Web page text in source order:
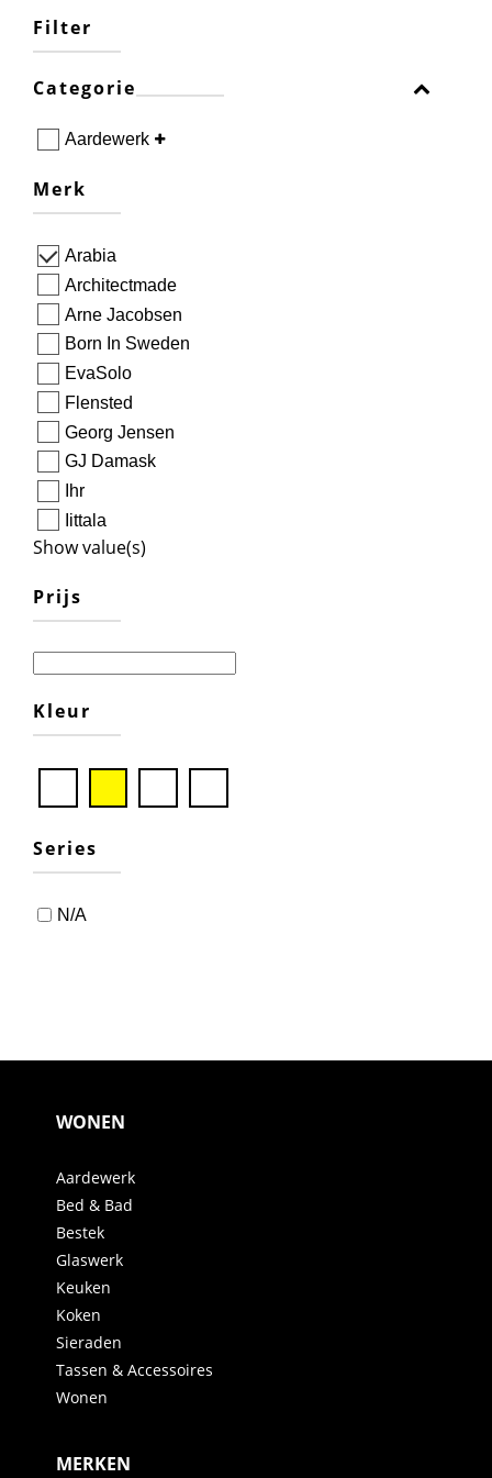
Filter
Categorie
Aardewerk
Merk
Arabia
Architectmade
Arne Jacobsen
Born In Sweden
EvaSolo
Flensted
Georg Jensen
GJ Damask
Ihr
Iittala
Show value(s)
Prijs
Kleur
Series
N/A
WONEN
Aardewerk
Bed & Bad
Bestek
Glaswerk
Keuken
Koken
Sieraden
Tassen & Accessoires
Wonen
MERKEN